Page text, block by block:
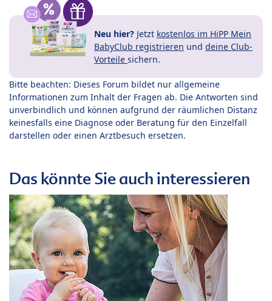
Neu hier? Jetzt kostenlos im HiPP Mein
BabyClub registrieren und deine Club-
Vorteile sichern.
Bitte beachten: Dieses Forum bildet nur allgemeine
Informationen zum Inhalt der Fragen ab. Die Antworten sind
unverbindlich und können aufgrund der räumlichen Distanz
keinesfalls eine Diagnose oder Beratung für den Einzelfall
darstellen oder einen Arztbesuch ersetzen.
Das könnte Sie auch interessieren